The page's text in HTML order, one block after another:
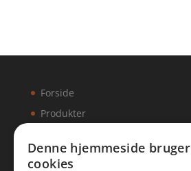
Forside
Produkter
Denne hjemmeside bruger
cookies